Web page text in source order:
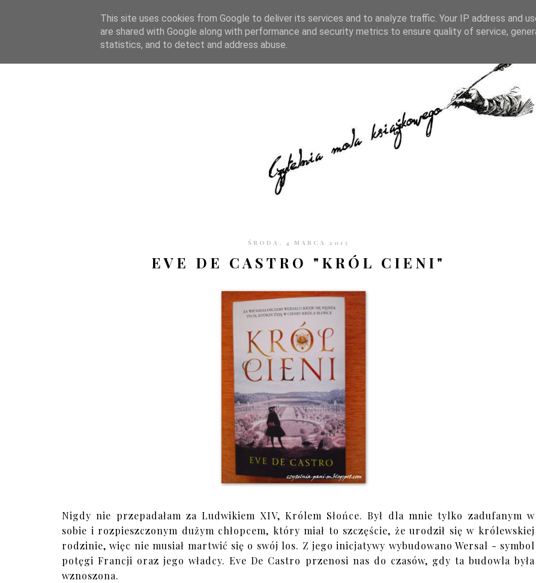
STRONA GŁÓWNA WSPÓŁPRACA RECENZJE O STRONIE KONTAKT CZYTELNIA PO GODZINACH
ŚRODA, 4 MARCA 2015
EVE DE CASTRO "KRÓL CIENI"
Nigdy nie przepadałam za Ludwikiem XIV, Królem Słońce. Był dla mnie tylko zadufanym w
sobie i rozpieszczonym dużym chłopcem, który miał to szczęście, że urodził się w królewskiej
rodzinie, więc nie musiał martwić się o swój los. Z jego inicjatywy wybudowano Wersal - symbol
potęgi Francji oraz jego władcy. Eve De Castro przenosi nas do czasów, gdy ta budowla była
wznoszona.
This site uses cookies from Google to deliver its services and to analyze traffic. Your IP address and
are shared with Google along with performance and security metrics to ensure quality of service,
statistics, and to detect and address abuse.